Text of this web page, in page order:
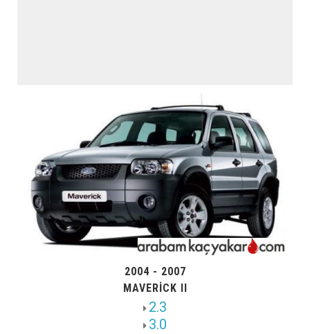
2004 - 2007
MAVERICK II
2.3
3.0